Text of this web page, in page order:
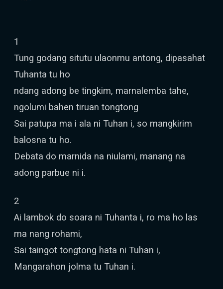
1
Tung godang situtu ulaonmu antong, dipasahat
Tuhanta tu ho
ndang adong be tingkim, marnalemba tahe,
ngolumi bahen tiruan tongtong
Sai patupa ma i ala ni Tuhan i, so mangkirim
balosna tu ho.
Debata do marnida na niulami, manang na
adong parbue ni i.
2
Ai lambok do soara ni Tuhanta i, ro ma ho las
ma nang rohami,
Sai taingot tongtong hata ni Tuhan i,
Mangarahon jolma tu Tuhan i.